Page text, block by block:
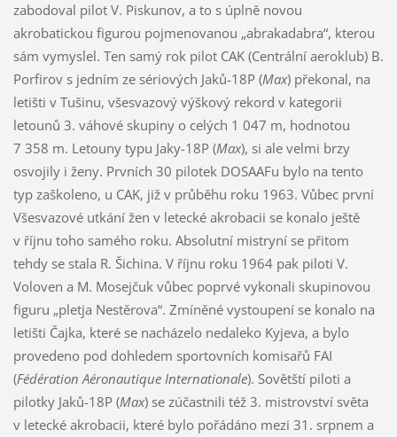
zabodoval pilot V. Piskunov, a to s úplně novou
akrobatickou figurou pojmenovanou „abrakadabra“, kterou
sám vymyslel. Ten samý rok pilot CAK (Centrální aeroklub) B.
Porfirov s jedním ze sériových Jaků-18P (Max) překonal, na
letišti v Tušinu, všesvazový výškový rekord v kategorii
letounů 3. váhové skupiny o celých 1 047 m, hodnotou
7 358 m. Letouny typu Jaky-18P (Max), si ale velmi brzy
osvojily i ženy. Prvních 30 pilotek DOSAAFu bylo na tento
typ zaškoleno, u CAK, již v průběhu roku 1963. Vůbec první
Všesvazové utkání žen v letecké akrobacii se konalo ještě
v říjnu toho samého roku. Absolutní mistryní se přitom
tehdy se stala R. Šichina. V říjnu roku 1964 pak piloti V.
Voloven a M. Mosejčuk vůbec poprvé vykonali skupinovou
figuru „pletja Nestěrova“. Zmíněné vystoupení se konalo na
letišti Čajka, které se nacházelo nedaleko Kyjeva, a bylo
provedeno pod dohledem sportovních komisařů FAI
(Fédération Aéronautique Internationale). Sovětští piloti a
pilotky Jaků-18P (Max) se zúčastnili též 3. mistrovství světa
v letecké akrobacii, které bylo pořádáno mezi 31. srpnem a